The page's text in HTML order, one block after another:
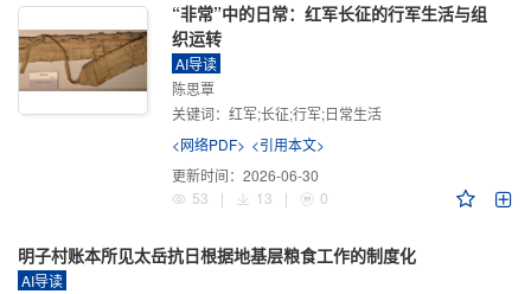
“非常”中的日常：红军长征的行军生活与组
织运转
AI导读
陈思覃
关键词： 红军;长征;行军;日常生活
<网络PDF> <引用本文>
更新时间： 2026-06-30
53
| 13 | 0
明子村账本所见太岳抗日根据地基层粮食工作的制度化
AI导读